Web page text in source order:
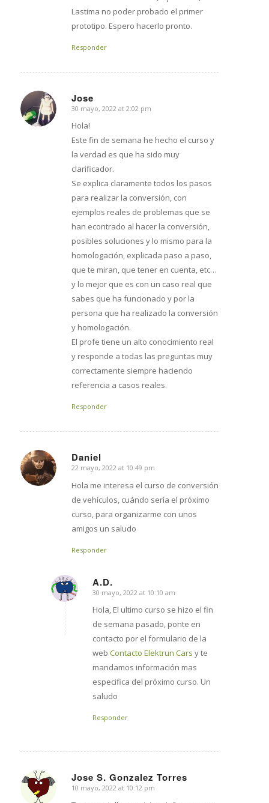
Lastima no poder probado el primer
prototipo. Espero hacerlo pronto.
Responder
Jose
says:
30 mayo, 2022 at 2:02 pm
Hola!
Este fin de semana he hecho el curso y
la verdad es que ha sido muy
clarificador.
Se explica claramente todos los pasos
para realizar la conversión, con
ejemplos reales de problemas que se
han econtrado al hacer la conversión,
posibles soluciones y lo mismo para la
homologación, explicada paso a paso,
que te miran, que tener en cuenta, etc…
y lo mejor que es con un caso real que
sabes que ha funcionado y por la
persona que ha realizado la conversión
y homologación.
El profe tiene un alto conocimiento real
y responde a todas las preguntas muy
correctamente siempre haciendo
referencia a casos reales.
Responder
Daniel
says:
22 mayo, 2022 at 10:49 pm
Hola me interesa el curso de conversión
de vehículos, cuándo sería el próximo
curso, para organizarme con unos
amigos un saludo
Responder
A.D.
says:
30 mayo, 2022 at 10:10 am
Hola, El ultimo curso se hizo el fin
de semana pasado, ponte en
contacto por el formulario de la
web Contacto Elektrun Cars y te
mandamos información mas
especifica del próximo curso. Un
saludo
Responder
Jose S. Gonzalez Torres
says:
10 mayo, 2022 at 10:12 pm